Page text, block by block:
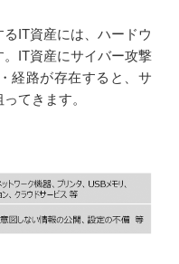
IT資産には、ハードウ
IT資産にサイバー攻撃
経路が存在すると、サ
てきます。